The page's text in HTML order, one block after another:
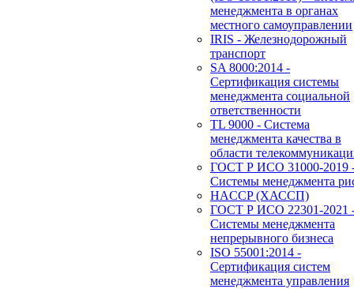
менеджмента в органах
местного самоуправлении
IRIS - Железнодорожный
транспорт
SA 8000:2014 -
Сертификация системы
менеджмента социальной
ответственности
TL 9000 - Система
менеджмента качества в
области
ГОСТ Р ИСО 31000-2019
Системы менеджмента
HACCP (ХАССП)
ГОСТ Р ИСО 22301-2021
Системы менеджмента
непрерывного бизнеса
ISO 55001:2014 -
Сертификация систем
менеджмента управления